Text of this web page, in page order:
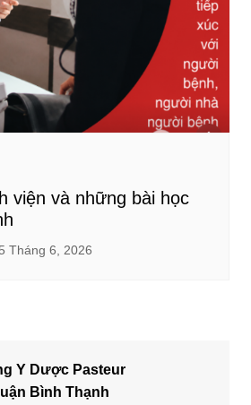
viện và những bài học
5 Tháng 6, 2026
Y Dược Pasteur
Bình Thạnh